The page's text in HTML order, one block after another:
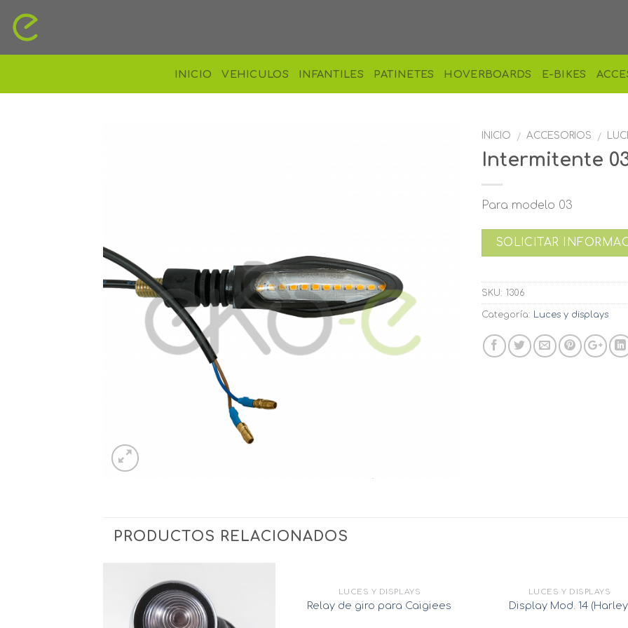
content
INICIO VEHICULOS INFANTILES PATINETES HOVERBOARDS E-BIKES
INICIO / ACCESORIOS /
Intermitente
Para modelo 03
SOLICITAR
SKU: 1306
Categoría: Luces y displays
PRODUCTOS RELACIONADOS
LUCES Y DISPLAYS
Relay de giro para Caigiees
LUCES Y DISPLAYS
Display Mod. 14